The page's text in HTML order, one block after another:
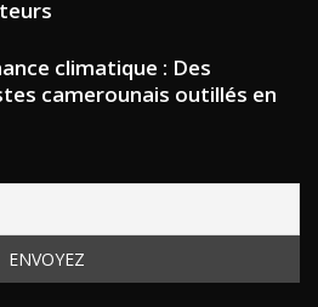
climatique : Des
camerounais outillés en